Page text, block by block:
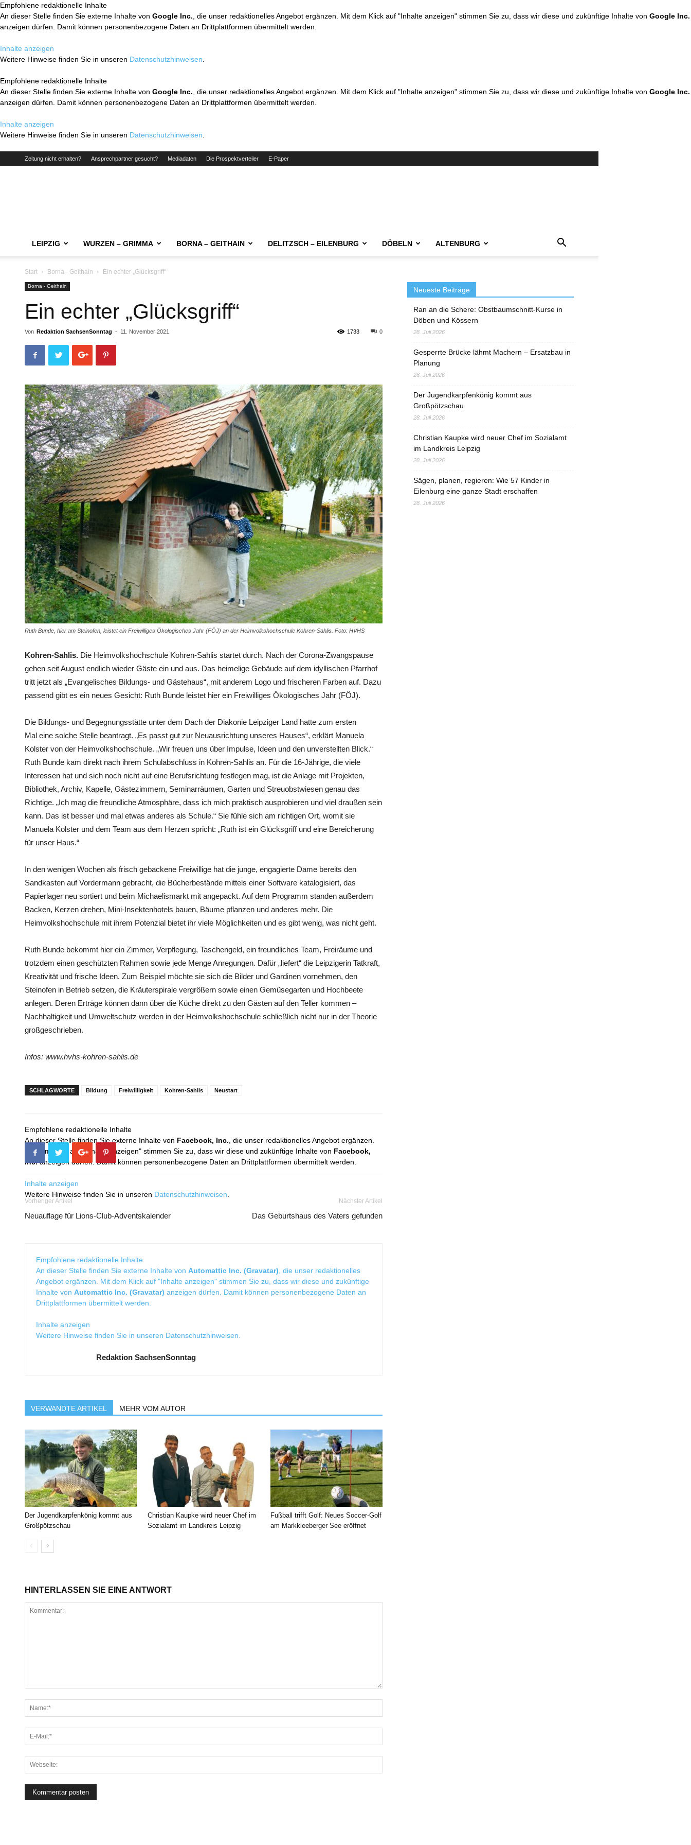
Empfohlene redaktionelle Inhalte
An dieser Stelle finden Sie externe Inhalte von Google Inc. , die unser redaktionelles Angebot ergänzen. Mit dem Klick auf "Inhalte anzeigen" stimmen Sie zu, dass wir diese und zukünftige Inhalte von Google Inc.
anzeigen dürfen. Damit können personenbezogene Daten an Drittplattformen übermittelt werden.
Inhalte anzeigen
Weitere Hinweise finden Sie in unseren Datenschutzhinweisen
Empfohlene redaktionelle Inhalte
An dieser Stelle finden Sie externe Inhalte von Google Inc. , die unser redaktionelles Angebot ergänzen. Mit dem Klick auf "Inhalte anzeigen" stimmen Sie zu, dass wir diese und zukünftige Inhalte von Google Inc.
anzeigen dürfen. Damit können personenbezogene Daten an Drittplattformen übermittelt werden.
Inhalte anzeigen
Weitere Hinweise finden Sie in unseren Datenschutzhinweisen
Zeitung nicht erhalten? Ansprechpartner gesucht? Mediadaten Die Prospektverteiler E-Paper
LEIPZIG WURZEN – GRIMMA BORNA – GEITHAIN DELITZSCH – EILENBURG DÖBELN ALTENBURG
Start Borna - Geithain Ein echter „Glücksgriff“
Borna - Geithain
Ein echter „Glücksgriff“
Von Redaktion SachsenSonntag - 11. November 2021 0
1733
Ruth Bunde, hier am Steinofen, leistet ein Freiwilliges Ökologisches Jahr (FÖJ) an der Heimvolkshochschule Kohren-Sahlis. Foto: HVHS
Kohren-Sahlis. Die Heimvolkshochschule Kohren-Sahlis startet durch. Nach der Corona-Zwangspause
gehen seit August endlich wieder Gäste ein und aus. Das heimelige Gebäude auf dem idyllischen Pfarrhof
tritt jetzt als „Evangelisches Bildungs- und Gästehaus“, mit anderem Logo und frischeren Farben auf. Dazu
passend gibt es ein neues Gesicht: Ruth Bunde leistet hier ein Freiwilliges Ökologisches Jahr (FÖJ).
Die Bildungs- und Begegnungsstätte unter dem Dach der Diakonie Leipziger Land hatte zum ersten
Mal eine solche Stelle beantragt. „Es passt gut zur Neuausrichtung unseres Hauses“, erklärt Manuela
Kolster von der Heimvolkshochschule. „Wir freuen uns über Impulse, Ideen und den unverstellten Blick.“
Ruth Bunde kam direkt nach ihrem Schulabschluss in Kohren-Sahlis an. Für die 16-Jährige, die viele
Interessen hat und sich noch nicht auf eine Berufsrichtung festlegen mag, ist die Anlage mit Projekten,
Bibliothek, Archiv, Kapelle, Gästezimmern, Seminarräumen, Garten und Streuobstwiesen genau das
Richtige. „Ich mag die freundliche Atmosphäre, dass ich mich praktisch ausprobieren und viel draußen sein
kann. Das ist besser und mal etwas anderes als Schule.“ Sie fühle sich am richtigen Ort, womit sie
Manuela Kolster und dem Team aus dem Herzen spricht: „Ruth ist ein Glücksgriff und eine Bereicherung
für unser Haus.“
In den wenigen Wochen als frisch gebackene Freiwillige hat die junge, engagierte Dame bereits den
Sandkasten auf Vordermann gebracht, die Bücherbestände mittels einer Software katalogisiert, das
Papierlager neu sortiert und beim Michaelismarkt mit angepackt. Auf dem Programm standen außerdem
Backen, Kerzen drehen, Mini-Insektenhotels bauen, Bäume pflanzen und anderes mehr. Die
Heimvolkshochschule mit ihrem Potenzial bietet ihr viele Möglichkeiten und es gibt wenig, was nicht geht.
Ruth Bunde bekommt hier ein Zimmer, Verpflegung, Taschengeld, ein freundliches Team, Freiräume und
trotzdem einen geschützten Rahmen sowie jede Menge Anregungen. Dafür „liefert“ die Leipzigerin Tatkraft,
Kreativität und frische Ideen. Zum Beispiel möchte sie sich die Bilder und Gardinen vornehmen, den
Steinofen in Betrieb setzen, die Kräuterspirale vergrößern sowie einen Gemüsegarten und Hochbeete
anlegen. Deren Erträge können dann über die Küche direkt zu den Gästen auf den Teller kommen –
Nachhaltigkeit und Umweltschutz werden in der Heimvolkshochschule schließlich nicht nur in der Theorie
großgeschrieben.
Infos: www.hvhs-kohren-sahlis.de
SCHLAGWORTE Bildung Freiwilligkeit Kohren-Sahlis Neustart
Empfohlene redaktionelle Inhalte
An dieser Stelle finden Sie externe Inhalte von Facebook, Inc. , die unser redaktionelles Angebot ergänzen.
Mit dem Klick auf "Inhalte anzeigen" stimmen Sie zu, dass wir diese und zukünftige Inhalte von Facebook,
Inc.anzeigen dürfen. Damit können personenbezogene Daten an Drittplattformen übermittelt werden.
Inhalte anzeigen
Weitere Hinweise finden Sie in unseren Datenschutzhinweisen
Vorheriger Artikel
Neuauflage für Lions-Club-Adventskalender
Nächster Artikel
Das Geburtshaus des Vaters gefunden
Empfohlene redaktionelle Inhalte
An dieser Stelle finden Sie externe Inhalte von Automattic Inc. (Gravatar) , die unser redaktionelles
Angebot ergänzen. Mit dem Klick auf "Inhalte anzeigen" stimmen Sie zu, dass wir diese und zukünftige
Inhalte von Automattic Inc. (Gravatar) anzeigen dürfen. Damit können personenbezogene Daten an
Drittplattformen übermittelt werden.
Inhalte anzeigen
Weitere Hinweise finden Sie in unseren Datenschutzhinweisen
Redaktion SachsenSonntag
VERWANDTE ARTIKEL MEHR VOM AUTOR
Der Jugendkarpfenkönig kommt aus
Großpötzschau
Christian Kaupke wird neuer Chef im
Sozialamt im Landkreis Leipzig
Fußball trifft Golf: Neues Soccer-Golf
am Markkleeberger See eröffnet
HINTERLASSEN SIE EINE ANTWORT
Neueste Beiträge
Ran an die Schere: Obstbaumschnitt-Kurse in
Döben und Kössern
28. Juli 2026
Gesperrte Brücke lähmt Machern – Ersatzbau in
Planung
28. Juli 2026
Der Jugendkarpfenkönig kommt aus
Großpötzschau
28. Juli 2026
Christian Kaupke wird neuer Chef im Sozialamt
im Landkreis Leipzig
28. Juli 2026
Sägen, planen, regieren: Wie 57 Kinder in
Eilenburg eine ganze Stadt erschaffen
28. Juli 2026